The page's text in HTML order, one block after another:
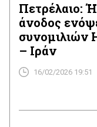
αμέσως μετά
Πετρέλαιο:
άνοδος
συνομιλιών
– Ιράν
16/02/2026 19:51